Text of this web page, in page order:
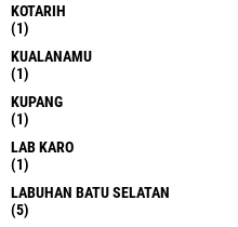
KOTARIH
(1)
KUALANAMU
(1)
KUPANG
(1)
LAB KARO
(1)
LABUHAN BATU SELATAN
(5)